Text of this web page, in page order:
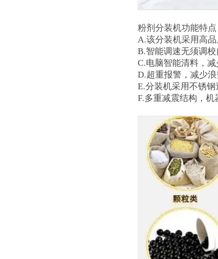
粉剂分装机功能特
A.该分装机采用高
B.智能调速无须调
C.电脑智能清料，
D.超重报警，减少
E.分装机采用不锈
F.多重减震结构，